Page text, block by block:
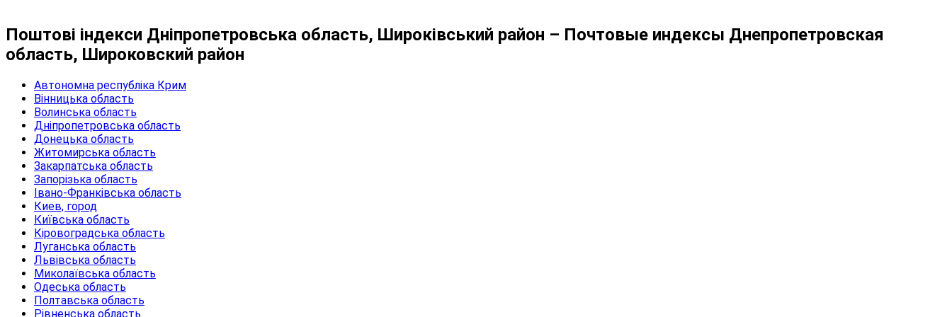
Поштові індекси Дніпропетровська область, Широківський район – Почтовые индексы Днепропетровская
область, Широковский район
Автономна республіка Крим
Вінницька область
Волинська область
Дніпропетровська область
Донецька область
Житомирська область
Закарпатська область
Запорізька область
Івано-Франківська область
Киев, город
Київська область
Кіровоградська область
Луганська область
Львівська область
Миколаївська область
Одеська область
Полтавська область
Рівненська область